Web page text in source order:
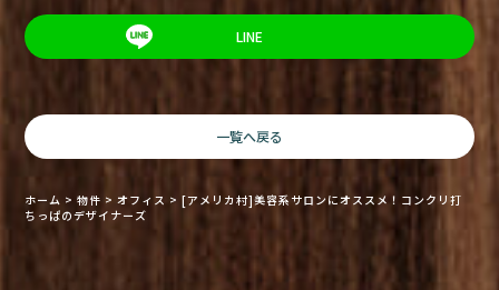
LINE
一覧へ戻る
ホーム >物件 >オフィス >[アメリカ村]美容系サロンにオススメ！コンクリ打
ちっぱのデザイナーズ